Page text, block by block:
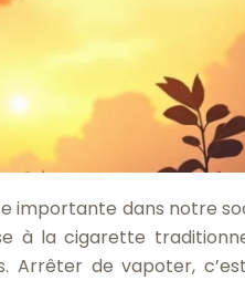
importante dans notre
à la cigarette
Arrêter de vapoter,